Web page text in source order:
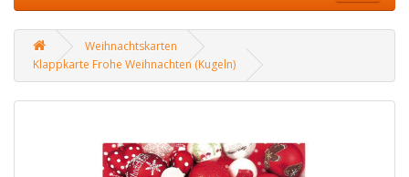
Weihnachtskarten
Klappkarte Frohe Weihnachten (Kugeln)